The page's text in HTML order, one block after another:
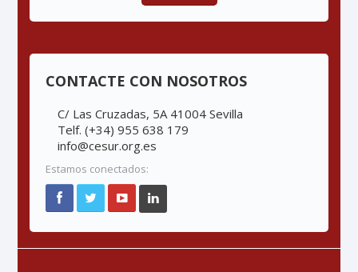
CONTACTE CON NOSOTROS
C/ Las Cruzadas, 5A 41004 Sevilla
Telf. (+34) 955 638 179
info@cesur.org.es
Estamos conectados: